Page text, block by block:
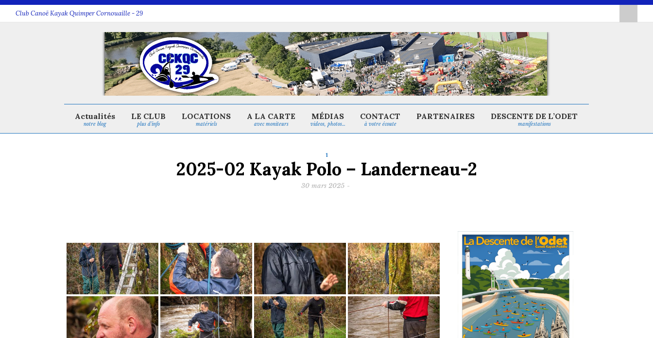
Club Canoë Kayak Quimper Cornouaille - 29
notre blog
Actualités
plus d’info
LE CLUB
matériels
LOCATIONS
avec moniteurs
A LA CARTE
videos, photos…
MÉDIAS
à votre écoute
CONTACT PARTENAIRES
manifestations
DESCENTE DE L’ODET
1
2025-02 Kayak Polo – Landerneau-2
30 mars 2025 -